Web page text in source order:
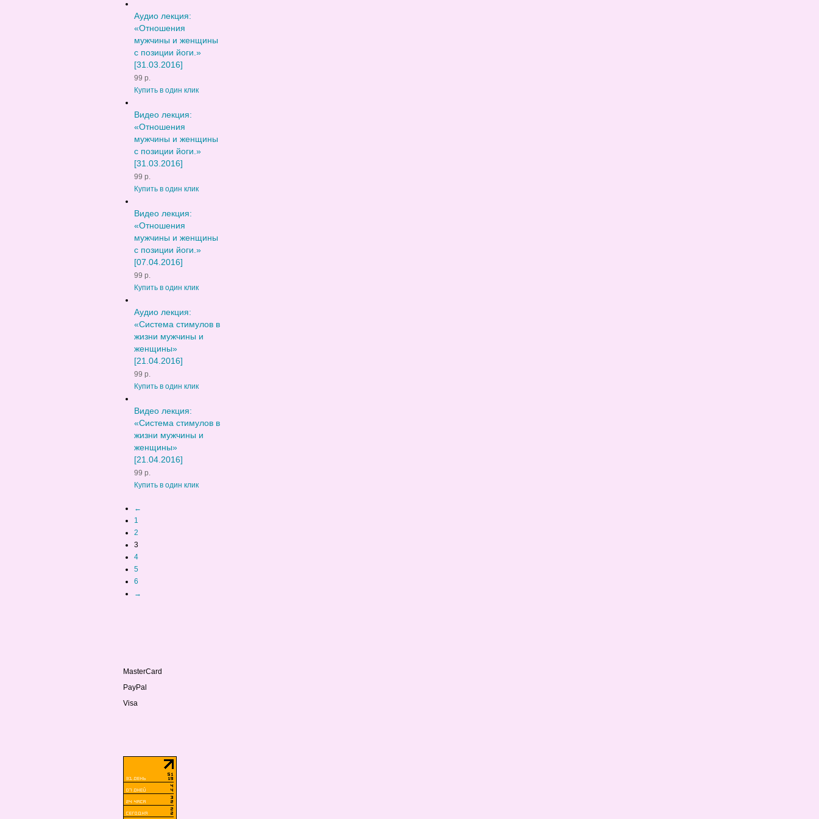
Аудио лекция:
«Отношения
мужчины и женщины
с позиции йоги.»
[31.03.2016]
99 р.
Купить в один клик
Видео лекция:
«Отношения
мужчины и женщины
с позиции йоги.»
[31.03.2016]
99 р.
Купить в один клик
Видео лекция:
«Отношения
мужчины и женщины
с позиции йоги.»
[07.04.2016]
99 р.
Купить в один клик
Аудио лекция:
«Система стимулов в
жизни мужчины и
женщины»
[21.04.2016]
99 р.
Купить в один клик
Видео лекция:
«Система стимулов в
жизни мужчины и
женщины»
[21.04.2016]
99 р.
Купить в один клик
←
1
2
3
4
5
6
→
MasterCard
PayPal
Visa